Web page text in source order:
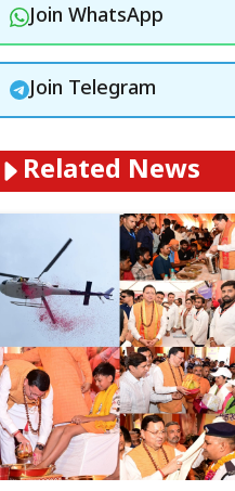
Join WhatsApp
Join Telegram
Related News